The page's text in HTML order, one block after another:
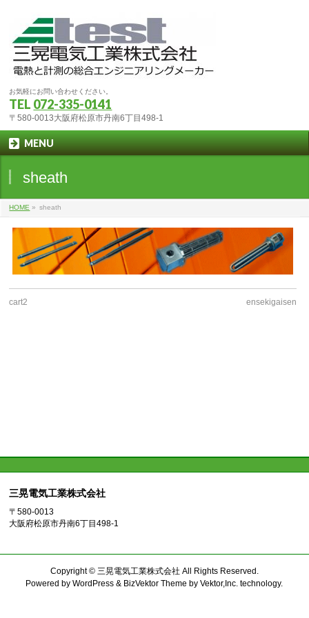
お気軽にお問い合わせください。
TEL 072-335-0141
〒580-0013大阪府松原市丹南6丁目498-1
MENU
sheath
HOME » sheath
cart2 ensekigaisen
三晃電気工業株式会社
〒580-0013
大阪府松原市丹南6丁目498-1
Copyright © 三晃電気工業株式会社 All Rights Reserved.
Powered byWordPress & BizVektor Theme byVektor,Inc. technology.